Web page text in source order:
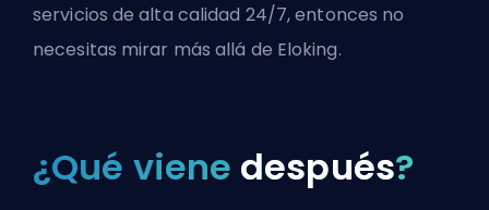
servicios de alta calidad 24/7, entonces no
necesitas mirar más allá de Eloking.
¿Qué viene después?